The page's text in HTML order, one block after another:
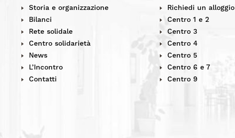
Storia e organizzazione
Bilanci
Rete solidale
Centro solidarietà
News
L’Incontro
Contatti
Richiedi un alloggio
Centro 1 e 2
Centro 3
Centro 4
Centro 5
Centro 6 e 7
Centro 9